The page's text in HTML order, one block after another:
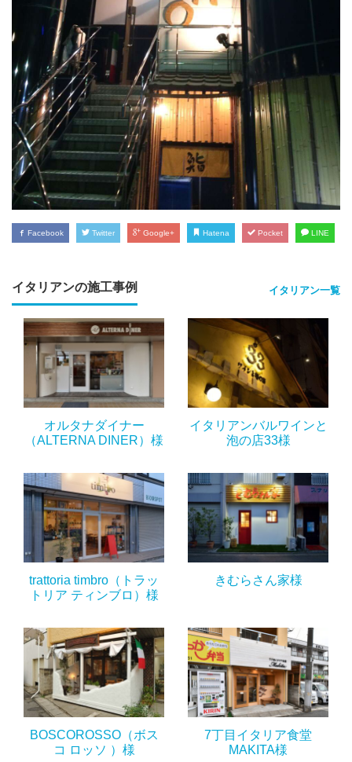
Facebook Twitter Google+ Hatena Pocket LINE
イタリアンの施工事例 イタリアン一覧
オルタナダイナー
（ALTERNA DINER）様
イタリアンバルワインと
泡の店33様
trattoria timbro（トラッ
トリア ティンブロ）様
きむらさん家様
BOSCOROSSO（ボス
コ ロッソ ）様
7丁目イタリア食堂
MAKITA様